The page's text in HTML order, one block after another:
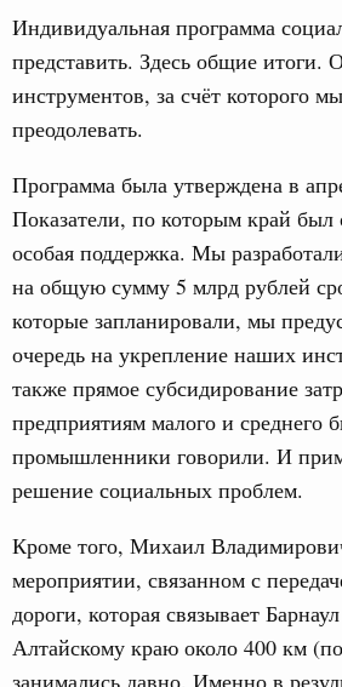
Индивидуальная программа
представить. Здесь общие
инструментов, за счёт которого
преодолевать.
Программа была утверждена в
Показатели, по которым край был
особая поддержка. Мы
на общую сумму 5 млрд рублей
которые запланировали, мы
очередь на укрепление наших
также прямое субсидирование
предприятиям малого и среднего
промышленники говорили. И
решение социальных проблем.
Кроме того, Михаил
мероприятии, связанном с
дороги, которая связывает
Алтайскому краю около 400 км
занимались давно. Именно в
и технологий
и гуманитарные
принял участие в
форума и
хозяйство
На двух скоростных
зоны дорожного
Показать еще